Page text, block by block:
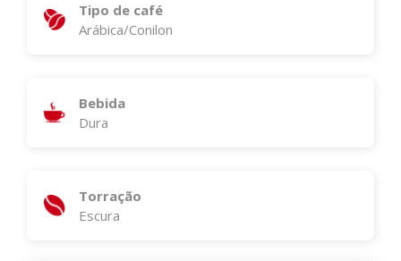
Tipo de café
Arábica/Conilon
Bebida
Dura
Torração
Escura